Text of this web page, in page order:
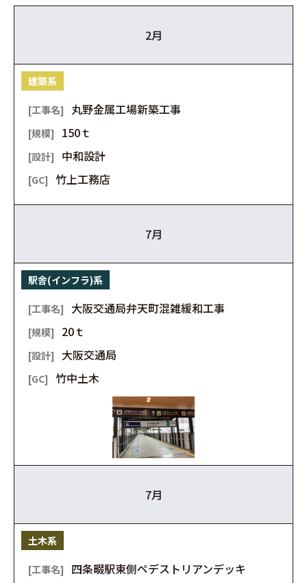
2月
建築系
丸野金属工場新築工事
150ｔ
中和設計
竹上工務店
7月
駅舎(インフラ)系
大阪交通局弁天町混雑緩和工事
20ｔ
大阪交通局
竹中土木
7月
土木系
四条畷駅東側ペデストリアンデッキ